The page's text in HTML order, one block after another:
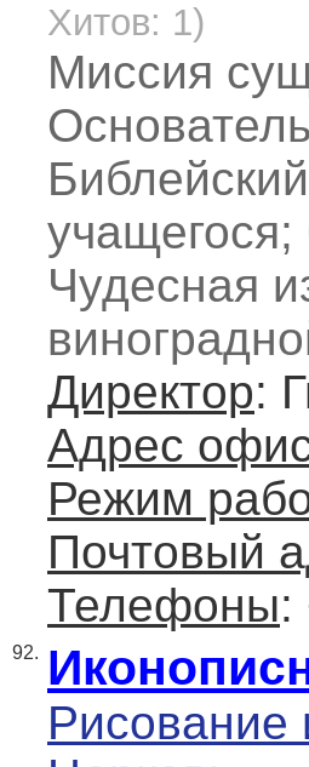
Хитов: 1)
Миссия
Чудесная
Директор:
Адрес
Режим
Почтовый
Телефоны:
92.
Рисование